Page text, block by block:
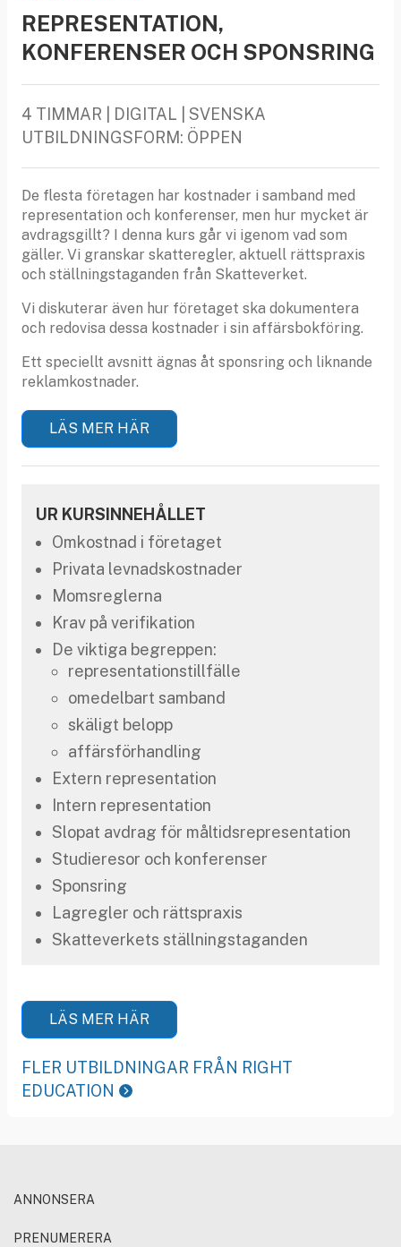
REPRESENTATION,
KONFERENSER OCH SPONSRING
4 TIMMAR | DIGITAL | SVENSKA
UTBILDNINGSFORM: ÖPPEN
De flesta företagen har kostnader i samband med
representation och konferenser, men hur mycket är
avdragsgillt? I denna kurs går vi igenom vad som
gäller. Vi granskar skatteregler, aktuell rättspraxis
och ställningstaganden från Skatteverket.
Vi diskuterar även hur företaget ska dokumentera
och redovisa dessa kostnader i sin affärsbokföring.
Ett speciellt avsnitt ägnas åt sponsring och liknande
reklamkostnader.
LÄS MER HÄR
UR KURSINNEHÅLLET
Omkostnad i företaget
Privata levnadskostnader
Momsreglerna
Krav på verifikation
De viktiga begreppen:
representationstillfälle
omedelbart samband
skäligt belopp
affärsförhandling
Extern representation
Intern representation
Slopat avdrag för måltidsrepresentation
Studieresor och konferenser
Sponsring
Lagregler och rättspraxis
Skatteverkets ställningstaganden
LÄS MER HÄR
FLER UTBILDNINGAR FRÅN RIGHT
EDUCATION
ANNONSERA
PRENUMERERA